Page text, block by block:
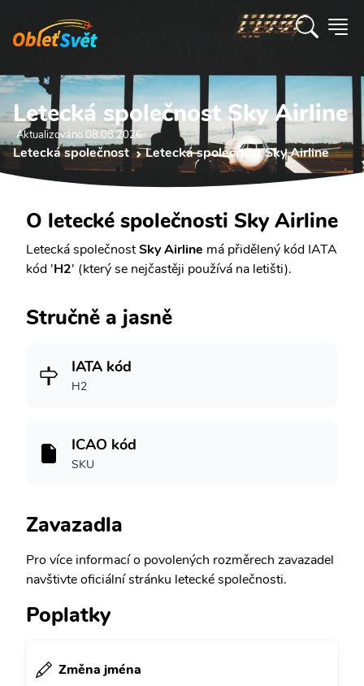
Letecká společnost Sky Airline
Aktualizováno 08.08 2026
Letecká společnost Letecká společnost Sky Airline
O letecké společnosti Sky Airline
Letecká společnostSky Airline má přidělený kód IATA
kód 'H2' (který se nejčastěji používá na letišti).
Stručně a jasně
IATA kód
H2
ICAO kód
SKU
Zavazadla
Pro více informací o povolených rozměrech zavazadel
navštivte oficiální stránku letecké společnosti.
Poplatky
Změna jména